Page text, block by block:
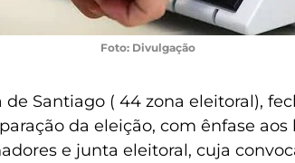
Foto: Divulgação
Santiago ( 44 zona eleitoral),
da eleição, com ênfase aos
e junta eleitoral, cuja